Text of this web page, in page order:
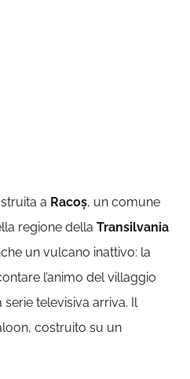
a Racoș, un comune
regione dellaTransilvania
un vulcano inattivo: la
l’animo del villaggio
televisiva arriva. Il
costruito su un